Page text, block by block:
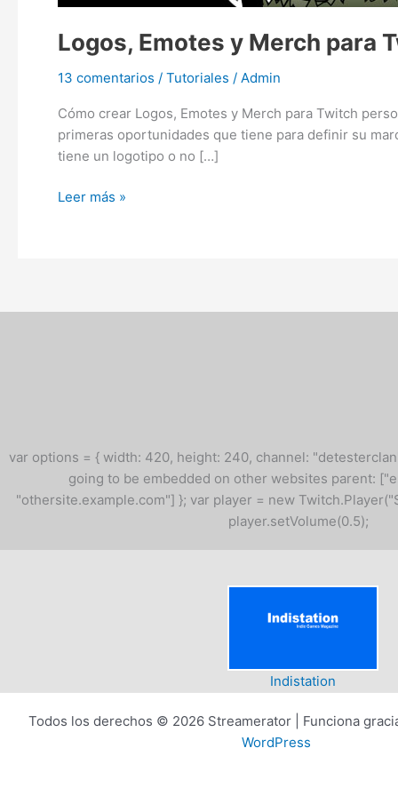
Logos, Emotes y Merch para
13 comentarios / Tutoriales / Admin
Cómo crear Logos, Emotes y Merch para Twitch
primeras oportunidades que tiene para definir su
tiene un logotipo o no […]
Leer más »
var options = { width: 420, height: 240, channel:
going to be embedded on other websites parent:
"othersite.example.com"] }; var player = new
player.setVolume(0.5);
Indistation
Todos los derechos © 2026 Streamerator | Funciona
WordPress